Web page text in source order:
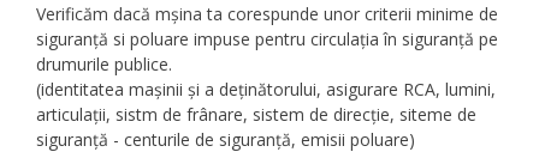
Verificăm dacă mșina ta corespunde unor criterii minime de
siguranță si poluare impuse pentru circulația în siguranță pe
drumurile publice.
(identitatea mașinii și a deținătorului, asigurare RCA, lumini,
articulații, sistm de frânare, sistem de direcție, siteme de
siguranță - centurile de siguranță, emisii poluare)